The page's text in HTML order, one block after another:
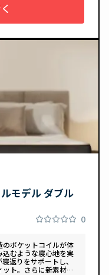
モデル ダブル
0
のポケットコイルが体
むような寝心地を実
返りをサポートし、
ト。さらに新素材